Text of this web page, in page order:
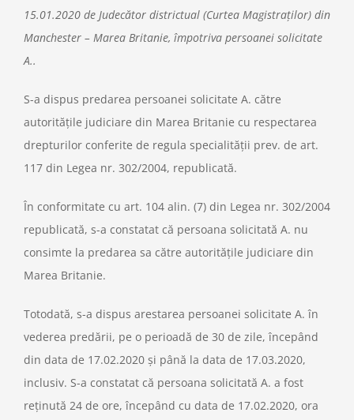
15.01.2020 de Judecător districtual (Curtea Magistraţilor) din
Manchester – Marea Britanie, împotriva persoanei solicitate
A..
S-a dispus predarea persoanei solicitate A. către
autorităţile judiciare din Marea Britanie cu respectarea
drepturilor conferite de regula specialităţii prev. de art.
117 din Legea nr. 302/2004, republicată.
În conformitate cu art. 104 alin. (7) din Legea nr. 302/2004
republicată, s-a constatat că persoana solicitată A. nu
consimte la predarea sa către autorităţile judiciare din
Marea Britanie.
Totodată, s-a dispus arestarea persoanei solicitate A. în
vederea predării, pe o perioadă de 30 de zile, începând
din data de 17.02.2020 şi până la data de 17.03.2020,
inclusiv. S-a constatat că persoana solicitată A. a fost
reţinută 24 de ore, începând cu data de 17.02.2020, ora